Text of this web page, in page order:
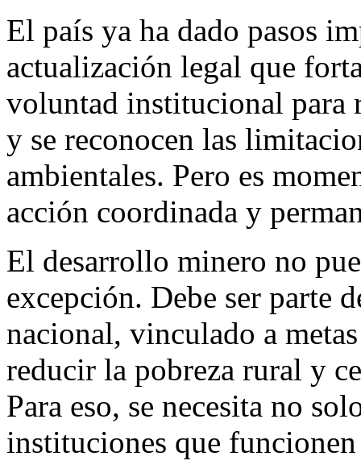
El país ya ha dado pasos
actualización legal que
voluntad institucional para
y se reconocen las
ambientales. Pero es
acción coordinada y
El desarrollo minero no
excepción. Debe ser parte
nacional, vinculado a
reducir la pobreza rural y
Para eso, se necesita no
instituciones que